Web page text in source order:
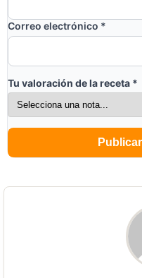
Correo electrónico *
Tu valoración de la receta *